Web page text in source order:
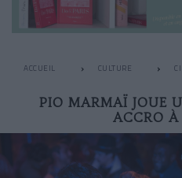
ACCUEIL CULTURE
PIO MARMAÏ JOUE
ACCRO